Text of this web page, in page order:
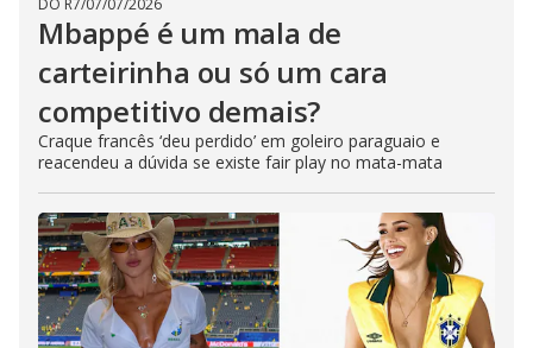
DO R7/07/07/2026
Mbappé é um mala de
carteirinha ou só um cara
competitivo demais?
Craque francês ‘deu perdido’ em goleiro paraguaio e
reacendeu a dúvida se existe fair play no mata-mata